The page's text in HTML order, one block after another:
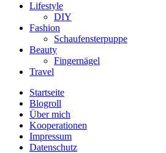
Lifestyle
DIY
Fashion
Schaufensterpuppe
Beauty
Fingernägel
Travel
Startseite
Blogroll
Über mich
Kooperationen
Impressum
Datenschutz